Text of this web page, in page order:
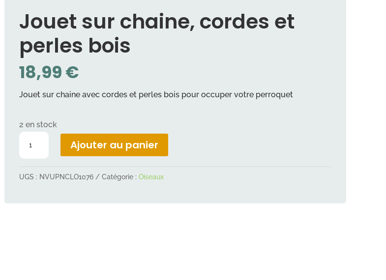
Jouet sur chaine, cordes et
perles bois
18,99€
Jouet sur chaine avec cordes et perles bois pour occuper votre perroquet
2 en stock
quantité
sur
cordes
Ajouter au panier
UGS : NVUPNCLO1076 Catégorie : Oiseaux